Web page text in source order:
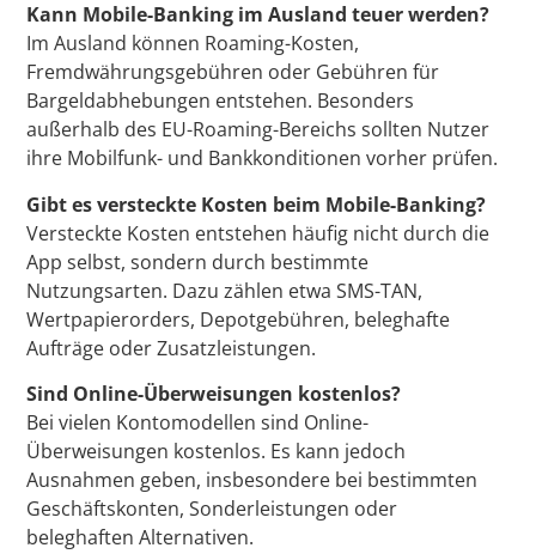
Kann Mobile-Banking im Ausland teuer werden?
Im Ausland können Roaming-Kosten,
Fremdwährungsgebühren oder Gebühren für
Bargeldabhebungen entstehen. Besonders
außerhalb des EU-Roaming-Bereichs sollten Nutzer
ihre Mobilfunk- und Bankkonditionen vorher prüfen.
Gibt es versteckte Kosten beim Mobile-Banking?
Versteckte Kosten entstehen häufig nicht durch die
App selbst, sondern durch bestimmte
Nutzungsarten. Dazu zählen etwa SMS-TAN,
Wertpapierorders, Depotgebühren, beleghafte
Aufträge oder Zusatzleistungen.
Sind Online-Überweisungen kostenlos?
Bei vielen Kontomodellen sind Online-
Überweisungen kostenlos. Es kann jedoch
Ausnahmen geben, insbesondere bei bestimmten
Geschäftskonten, Sonderleistungen oder
beleghaften Alternativen.